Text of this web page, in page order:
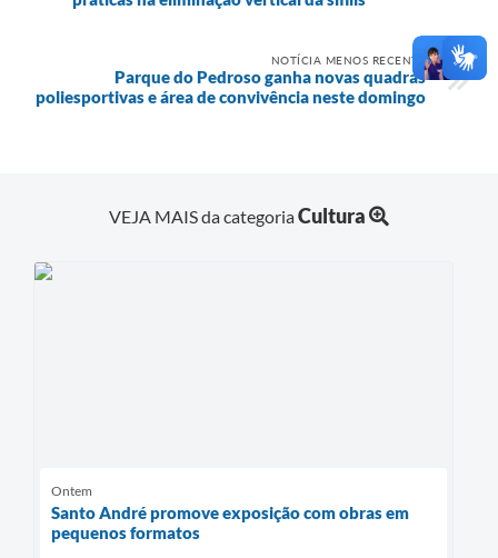
NOTÍCIA MENOS RECENTE
Parque do Pedroso ganha novas quadras
poliesportivas e área de convivência neste domingo
VEJA MAIS da categoriaCultura
Ontem
Santo André promove exposição com obras em
pequenos formatos